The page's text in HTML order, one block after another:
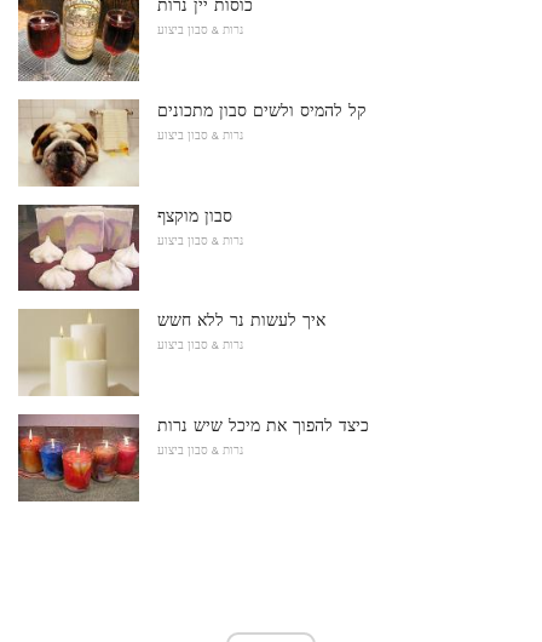
כוסות יין נרות
נרות & סבון ביצוע
קל להמיס ולשים סבון מתכונים
נרות & סבון ביצוע
סבון מוקצף
נרות & סבון ביצוע
איך לעשות נר ללא חשש
נרות & סבון ביצוע
כיצד להפוך את מיכל שיש נרות
נרות & סבון ביצוע